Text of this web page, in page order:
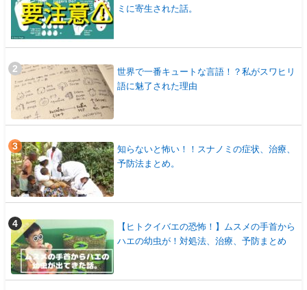
ミに寄生された話。
世界で一番キュートな言語！？私がスワヒリ
語に魅了された理由
知らないと怖い！！スナノミの症状、治療、
予防法まとめ。
【ヒトクイバエの恐怖！】ムスメの手首から
ハエの幼虫が！対処法、治療、予防まとめ